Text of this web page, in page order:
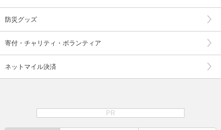
防災グッズ
寄付・チャリティ・ボランティア
ネットマイル決済
PR